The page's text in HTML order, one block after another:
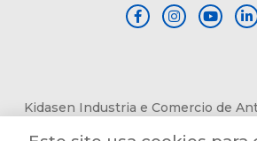
Kidasen Industria e Comercio de